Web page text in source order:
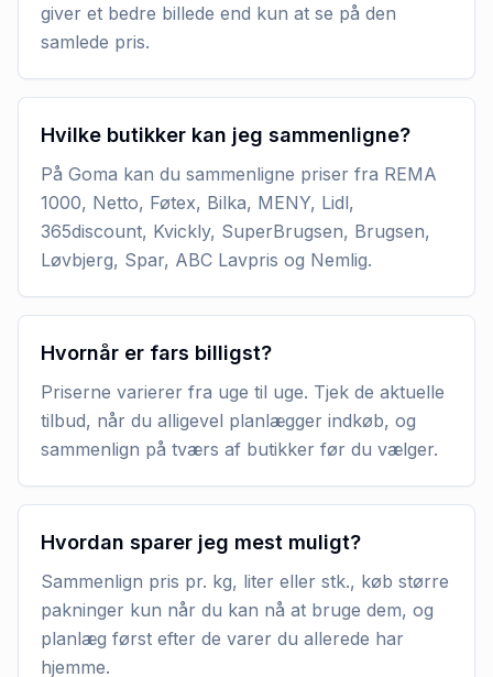
giver et bedre billede end kun at se på den
samlede pris.
Hvilke butikker kan jeg sammenligne?
På Goma kan du sammenligne priser fra REMA
1000, Netto, Føtex, Bilka, MENY, Lidl,
365discount, Kvickly, SuperBrugsen, Brugsen,
Løvbjerg, Spar, ABC Lavpris og Nemlig.
Hvornår er fars billigst?
Priserne varierer fra uge til uge. Tjek de aktuelle
tilbud, når du alligevel planlægger indkøb, og
sammenlign på tværs af butikker før du vælger.
Hvordan sparer jeg mest muligt?
Sammenlign pris pr. kg, liter eller stk., køb større
pakninger kun når du kan nå at bruge dem, og
planlæg først efter de varer du allerede har
hjemme.